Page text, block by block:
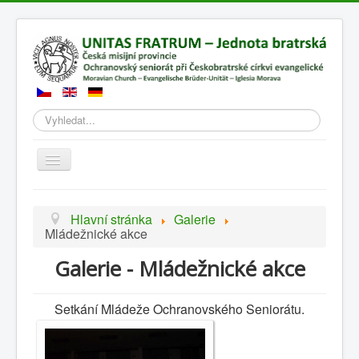
Hledat
Přepnout
navigaci
Hlavní stránka Galerie
Mládežnické akce
Galerie - Mládežnické akce
Setkání Mládeže Ochranovského Seniorátu.